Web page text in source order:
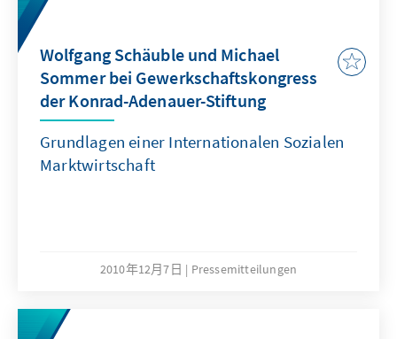
Wolfgang Schäuble und Michael
Sommer bei Gewerkschaftskongress
der Konrad-Adenauer-Stiftung
Grundlagen einer Internationalen Sozialen
Marktwirtschaft
2010年12月7日 Pressemitteilungen